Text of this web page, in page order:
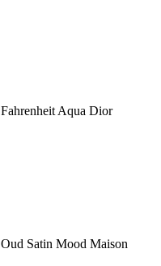
Fahrenheit Aqua Dior
Oud Satin Mood Maison